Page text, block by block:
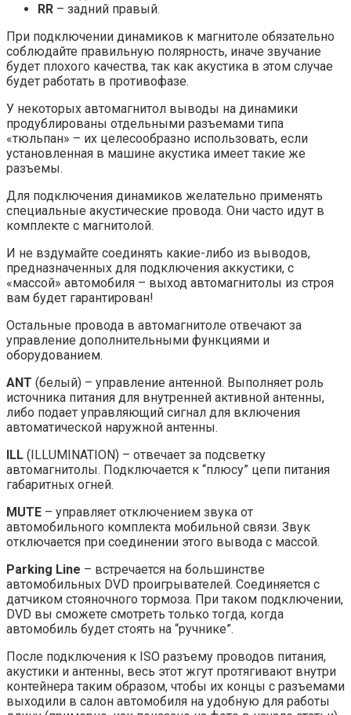
RR – задний правый.
При подключении динамиков к магнитоле обязательно
соблюдайте правильную полярность, иначе звучание
будет плохого качества, так как акустика в этом случае
будет работать в противофазе.
У некоторых автомагнитол выводы на динамики
продублированы отдельными разъемами типа
«тюльпан» – их целесообразно использовать, если
установленная в машине акустика имеет такие же
разъемы.
Для подключения динамиков желательно применять
специальные акустические провода. Они часто идут в
комплекте с магнитолой.
И не вздумайте соединять какие-либо из выводов,
предназначенных для подключения аккустики, с
«массой» автомобиля – выход автомагнитолы из строя
вам будет гарантирован!
Остальные провода в автомагнитоле отвечают за
управление дополнительными функциями и
оборудованием.
ANT (белый) – управление антенной. Выполняет роль
источника питания для внутренней активной антенны,
либо подает управляющий сигнал для включения
автоматической наружной антенны.
ILL (ILLUMINATION) – отвечает за подсветку
автомагнитолы. Подключается к “плюсу” цепи питания
габаритных огней.
MUTE – управляет отключением звука от
автомобильного комплекта мобильной связи. Звук
отключается при соединении этого вывода с массой.
Parking Line – встречается на большинстве
автомобильных DVD проигрывателей. Соединяется с
датчиком стояночного тормоза. При таком подключении,
DVD вы сможете смотреть только тогда, когда
автомобиль будет стоять на “ручнике”.
После подключения к ISO разъему проводов питания,
акустики и антенны, весь этот жгут протягивают внутри
контейнера таким образом, чтобы их концы с разъемами
выходили в салон автомобиля на удобную для работы